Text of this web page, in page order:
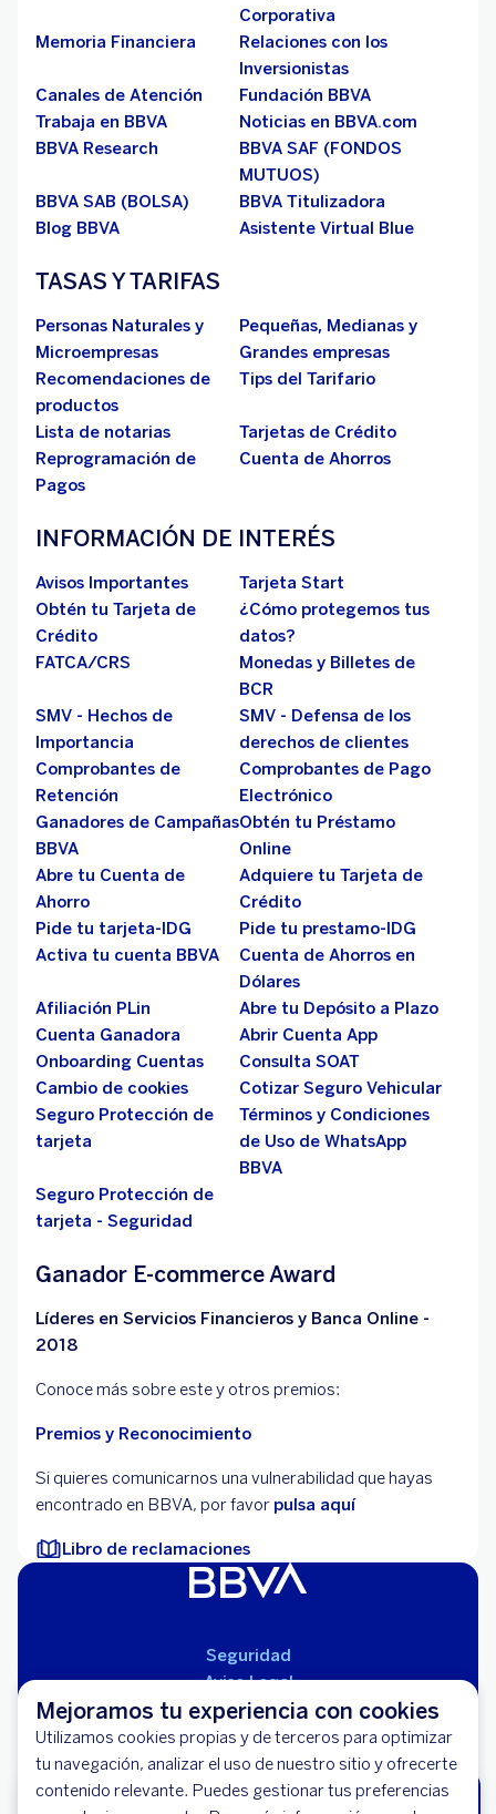
Mejoramos tu experiencia con cookies
Utilizamos cookies propias y de terceros para optimizar
tu navegación, analizar el uso de nuestro sitio y ofrecerte
contenido relevante. Puedes gestionar tus preferencias
¡Tu auto seguro, tú sin estrés!
Corporativa
Memoria Financiera
Relaciones con los
Inversionistas
Canales de Atención
Fundación BBVA
Trabaja en BBVA
Noticias en BBVA.com
BBVA Research
BBVA SAF (FONDOS
MUTUOS)
BBVA SAB (BOLSA)
BBVA Titulizadora
Blog BBVA
Asistente Virtual Blue
TASAS Y TARIFAS
Personas Naturales y
Microempresas
Pequeñas, Medianas y
Grandes empresas
Recomendaciones de
productos
Tips del Tarifario
Lista de notarias
Tarjetas de Crédito
Reprogramación de
Pagos
Cuenta de Ahorros
INFORMACIÓN DE INTERÉS
Avisos Importantes
Tarjeta Start
Obtén tu Tarjeta de
Crédito
¿Cómo protegemos tus
datos?
FATCA/CRS
Monedas y Billetes de
BCR
SMV - Hechos de
Importancia
SMV - Defensa de los
derechos de clientes
Comprobantes de
Retención
Comprobantes de Pago
Electrónico
Ganadores de Campañas
BBVA
Obtén tu Préstamo
Online
Abre tu Cuenta de
Ahorro
Adquiere tu Tarjeta de
Crédito
Pide tu tarjeta-IDG
Pide tu prestamo-IDG
Activa tu cuenta BBVA
Cuenta de Ahorros en
Dólares
Afiliación PLin
Abre tu Depósito a Plazo
Cuenta Ganadora
Abrir Cuenta App
Onboarding Cuentas
Consulta SOAT
Cambio de cookies
Cotizar Seguro Vehicular
Seguro Protección de
tarjeta
Términos y Condiciones
de Uso de WhatsApp
BBVA
Seguro Protección de
tarjeta - Seguridad
Ganador E-commerce Award
Líderes en Servicios Financieros y Banca Online -
2018
Conoce más sobre este y otros premios:
Premios y Reconocimiento
Si quieres comunicarnos una vulnerabilidad que hayas
encontrado en BBVA, por favor pulsa aquí
Libro de reclamaciones
Seguridad
Aviso Legal
Cláusulas Generales de Contratación
Mapa del Sitio
Libro de Reclamaciones
Llámanos (01) 595-0000